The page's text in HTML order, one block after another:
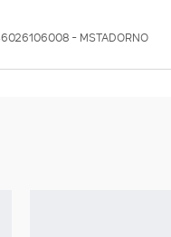
- MSTADORNO